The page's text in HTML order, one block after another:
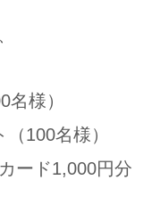
様）
100名様）
ード1,000円分